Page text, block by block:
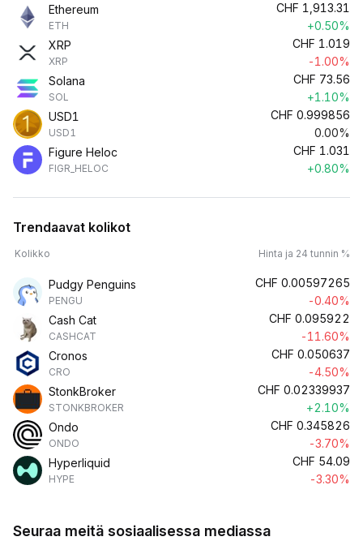
Ethereum
ETH
CHF 1,913.31
+0.50%
XRP
XRP
CHF 1.019
-1.00%
Solana
SOL
CHF 73.56
+1.10%
USD1
USD1
CHF 0.999856
0.00%
Figure Heloc
FIGR_HELOC
CHF 1.031
+0.80%
Trendaavat kolikot
Kolikko Hinta ja 24 tunnin %
Pudgy Penguins
PENGU
CHF 0.00597265
-0.40%
Cash Cat
CASHCAT
CHF 0.095922
-11.60%
Cronos
CRO
CHF 0.050637
-4.50%
StonkBroker
STONKBROKER
CHF 0.02339937
+2.10%
Ondo
ONDO
CHF 0.345826
-3.70%
Hyperliquid
HYPE
CHF 54.09
-3.30%
Seuraa meitä sosiaalisessa mediassa